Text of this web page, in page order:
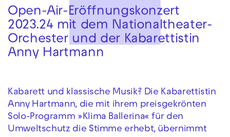
Open-Air-Eröffnungskonzert
2023.24 mit dem Nationaltheater-
Orchester und der Kabarettistin
Anny Hartmann
Kabarett und klassische Musik? Die Kabarettistin
Anny Hartmann, die mit ihrem preisgekrönten
Solo-Programm »Klima Ballerina« für den
Umweltschutz die Stimme erhebt, übernimmt